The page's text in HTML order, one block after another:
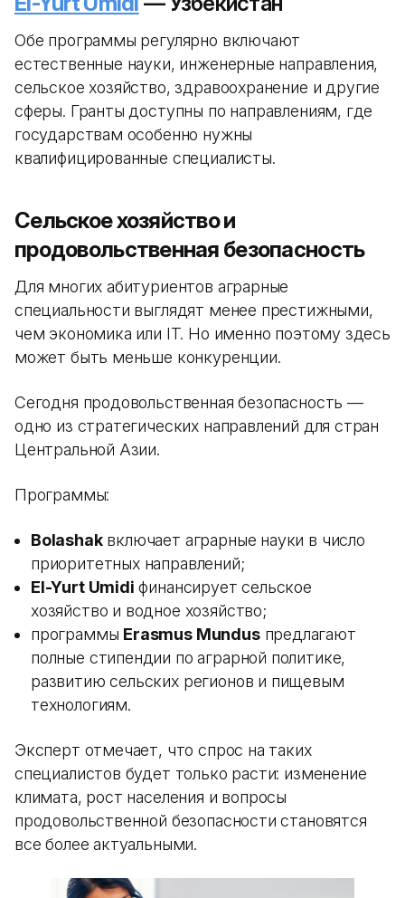
Обе программы регулярно включают
естественные науки, инженерные направления,
сельское хозяйство, здравоохранение и другие
сферы. Гранты доступны по направлениям, где
государствам особенно нужны
квалифицированные специалисты.
Сельское хозяйство и
продовольственная безопасность
Для многих абитуриентов аграрные
специальности выглядят менее престижными,
чем экономика или IT. Но именно поэтому здесь
может быть меньше конкуренции.
Сегодня продовольственная безопасность —
одно из стратегических направлений для стран
Центральной Азии.
Программы:
Bolashakвключает аграрные науки в число
приоритетных направлений;
El-Yurt Umidi финансирует сельское
хозяйство и водное хозяйство;
программы Erasmus Mundusпредлагают
полные стипендии по аграрной политике,
развитию сельских регионов и пищевым
технологиям.
Эксперт отмечает, что спрос на таких
специалистов будет только расти: изменение
климата, рост населения и вопросы
продовольственной безопасности становятся
все более актуальными.